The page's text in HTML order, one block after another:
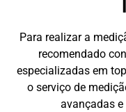
Para realizar a
recomendado
especializadas em
o serviço de
avançadas